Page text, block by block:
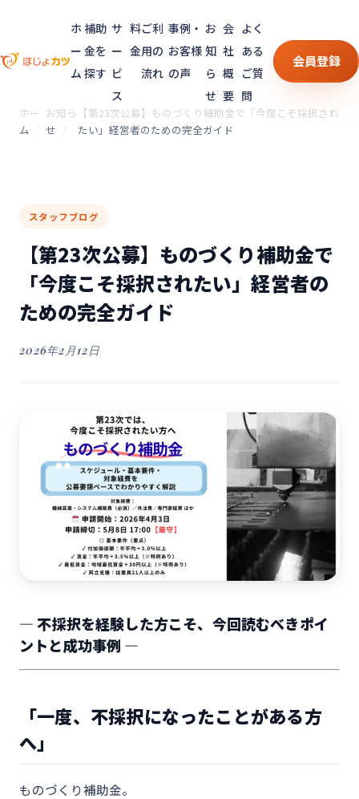
ホ
ー
ム
補助
金を
探す
サ
ー
ビ
ス
料
金
ご利
用の
流れ
事例・
お客様
の声
お
知
ら
せ
会
社
概
要
よく
ある
ご質
問
会員登録
ホー
ム
お知ら
せ
【第23次公募】ものづくり補助金で「今度こそ採択され
たい」経営者のための完全ガイド
スタッフブログ
【第23次公募】ものづくり補助金で
「今度こそ採択されたい」経営者の
ための完全ガイド
2026年2月12日
― 不採択を経験した方こそ、今回読むべきポイ
ントと成功事例 ―
「一度、不採択になったことがある方
へ」
ものづくり補助金。